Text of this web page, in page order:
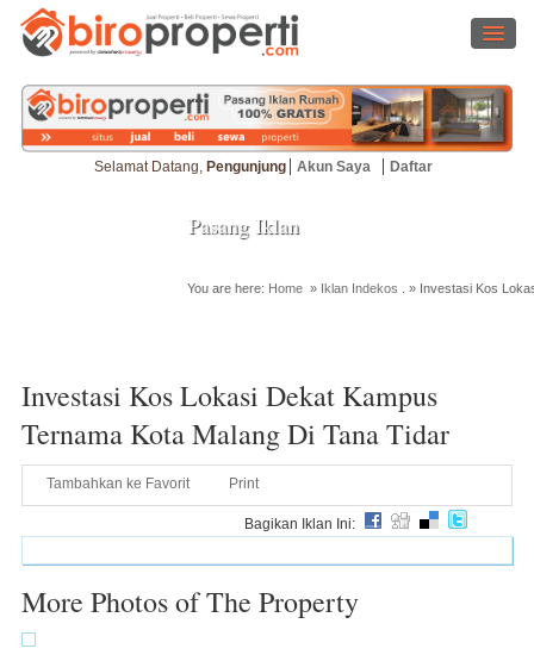
Selamat Datang, Pengunjung Akun Saya Daftar
Pasang Iklan
You are here: Home » Iklan Indekos . » Investasi Kos
Investasi Kos Lokasi Dekat Kampus
Ternama Kota Malang Di Tana Tidar
Tambahkan ke Favorit Print
Bagikan Iklan Ini:
More Photos of The Property